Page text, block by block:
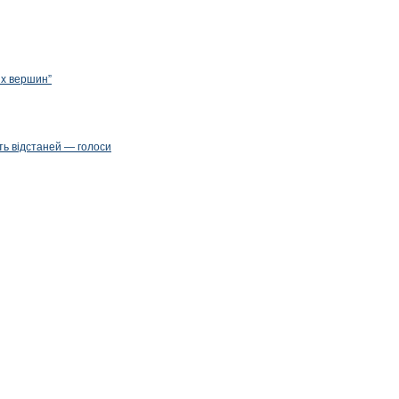
вершин”
відстаней — голоси